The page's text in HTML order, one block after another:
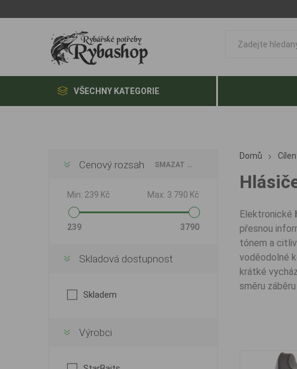
VŠECHNY KATEGORIE
Domů
Elektronické
přesnou
tónem a
voděodolné
krátké
směru
SMAZAT VŠE
Cenový rozsah
Min: 239 Kč Max: 3 790 Kč
239 3790
Skladová dostupnost
Skladem
Výrobci